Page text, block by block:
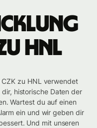
HNL
zu HNL verwendet
historische Daten der
Wartest du auf einen
ein und wir geben dir
Und mit unseren